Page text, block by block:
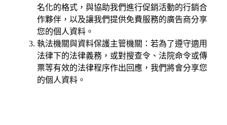
名化的格式，與協助我們進行促銷活動的行銷合
作夥伴，以及讓我們提供免費服務的廣告商分享
您的個人資料。
執法機關與資料保護主管機關：若為了遵守適用
法律下的法律義務，或對搜查令、法院命令或傳
票等有效的法律程序作出回應，我們將會分享您
的個人資料。